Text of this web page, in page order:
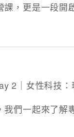
，更是一段開
2｜女性科技：
們一起來了解